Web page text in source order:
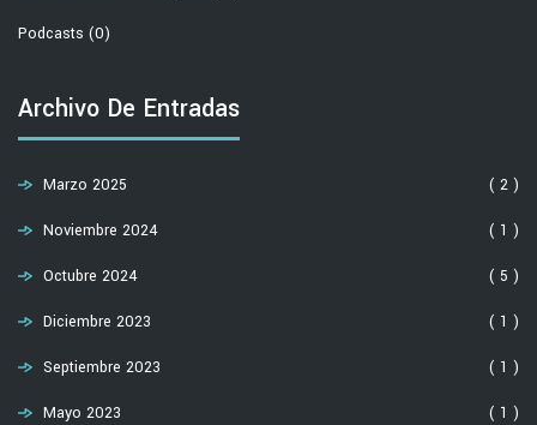
Podcasts (0)
Archivo De Entradas
Marzo 2025 ( 2 )
Noviembre 2024 ( 1 )
Octubre 2024 ( 5 )
Diciembre 2023 ( 1 )
Septiembre 2023 ( 1 )
Mayo 2023 ( 1 )